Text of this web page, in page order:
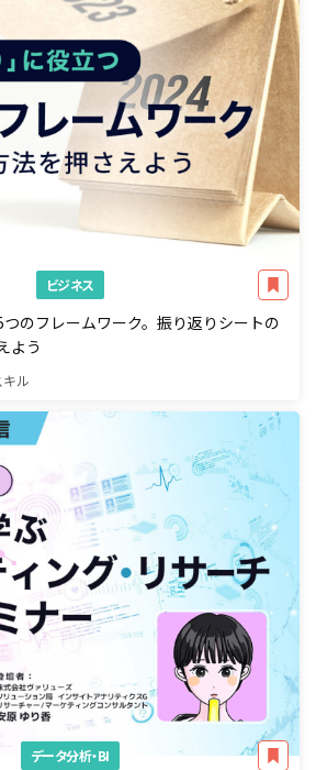
ビジネス
のフレームワーク。振り返りシートの
よう
ル
データ分析・BI